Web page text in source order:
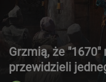
Grzmią, że
przewidzieli